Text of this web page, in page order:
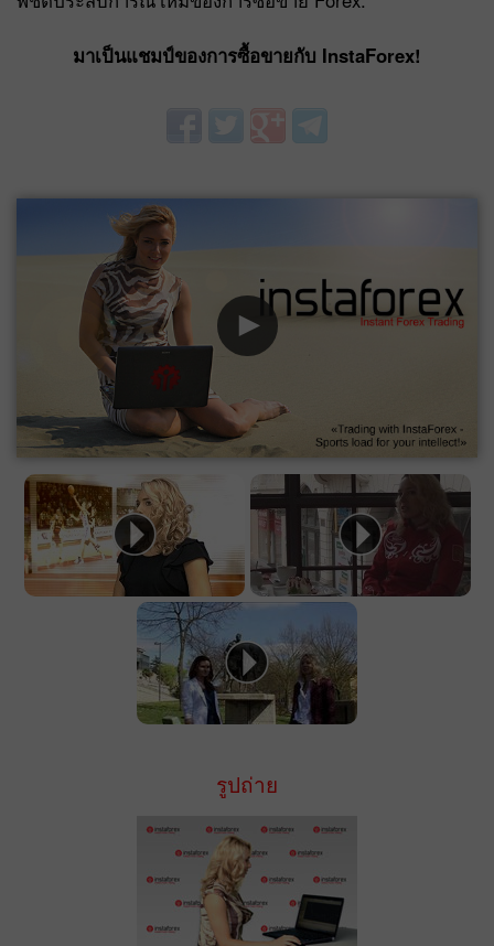
มาเป็นแชมป์ของการซื้อขายกับ InstaForex!
รูปถ่าย